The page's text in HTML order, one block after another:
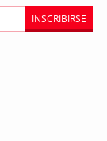
INSCRIBIRSE